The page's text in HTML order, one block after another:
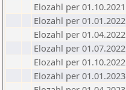
Elozahl per 01.10.2021
Elozahl per 01.01.2022
Elozahl per 01.04.2022
Elozahl per 01.07.2022
Elozahl per 01.10.2022
Elozahl per 01.01.2023